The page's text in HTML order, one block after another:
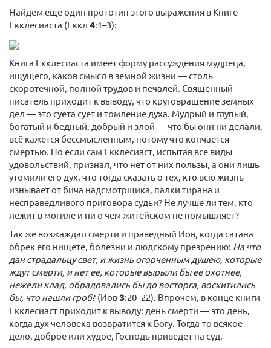
Найдем еще один прототип этого выражения в Книге
Екклесиаста (Еккл 4:1–3):
Книга Екклесиаста имеет форму рассуждения мудреца,
ищущего, каков смысл в земной жизни — столь
скоротечной, полной трудов и печалей. Священный
писатель приходит к выводу, что круговращение земных
дел — это суета сует и томление духа. Мудрый и глупый,
богатый и бедный, добрый и злой — что бы они ни делали,
всё кажется бессмысленным, потому что кончается
смертью. Но если сам Екклесиаст, испытав все виды
удовольствий, признал, что нет от них пользы, а они лишь
утомили его дух, что тогда сказать о тех, кто всю жизнь
изнывает от бича надсмотрщика, палки тирана и
несправедливого приговора судьи? Не лучше ли тем, кто
лежит в могиле и ни о чем житейском не помышляет?
Так же возжаждал смерти и праведный Иов, когда сатана
обрек его нищете, болезни и людскому презрению: На что
дан страдальцу свет, и жизнь огорченным душею, которые
ждут смерти, и нет ее, которые вырыли бы ее охотнее,
нежели клад, обрадовались бы до восторга, восхитились
бы, что нашли гроб? (Иов3:20–22). Впрочем, в конце книги
Екклесиаст приходит к выводу: день смерти — это день,
когда дух человека возвратится к Богу. Тогда-то всякое
дело, доброе или худое, Господь приведет на суд.